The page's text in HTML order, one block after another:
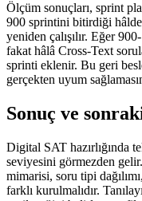
Ölçüm sonuçları, sprint
900 sprintini bitirdiği hâlde
yeniden çalışılır. Eğer
fakat hâlâ Cross-Text
sprinti eklenir. Bu geri
gerçekten uyum
Sonuç ve
Digital SAT hazırlığında
seviyesini görmezden
mimarisi, soru tipi
farklı kurulmalıdır.